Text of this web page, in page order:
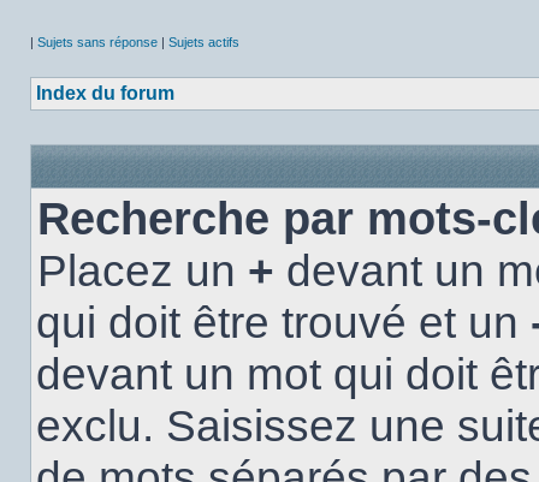
| Sujets sans réponse | Sujets actifs
Index du forum
Recherche par mots-
Placez un + devant un
qui doit être trouvé et un
devant un mot qui doit
exclu. Saisissez une